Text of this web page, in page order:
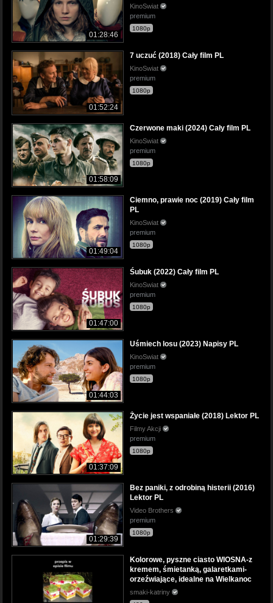
01:28:46
KinoSwiat
premium
1080p
01:52:24
7 uczuć (2018) Cały film PL
KinoSwiat
premium
1080p
01:58:09
Czerwone maki (2024) Cały film PL
KinoSwiat
premium
1080p
01:49:04
Ciemno, prawie noc (2019) Cały film
PL
KinoSwiat
premium
1080p
01:47:00
Śubuk (2022) Cały film PL
KinoSwiat
premium
1080p
01:44:03
Uśmiech losu (2023) Napisy PL
KinoSwiat
premium
1080p
01:37:09
Życie jest wspaniałe (2018) Lektor PL
Filmy Akcji
premium
1080p
01:29:39
Bez paniki, z odrobiną histerii (2016)
Lektor PL
Video Brothers
premium
1080p
Kolorowe, pyszne ciasto WIOSNA-z
kremem, śmietanką, galaretkami-
orzeźwiające, idealne na Wielkanoc
smaki-katriny